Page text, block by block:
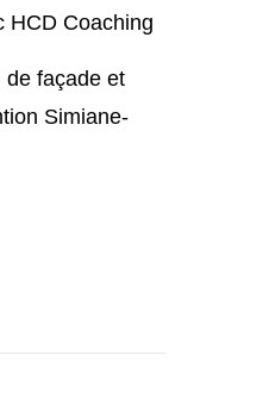
HCD Coaching
de façade et
Simiane-